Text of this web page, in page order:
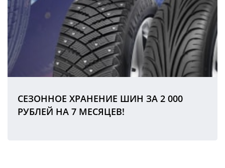
СЕЗОННОЕ ХРАНЕНИЕ ШИН ЗА 2 000
РУБЛЕЙ НА 7 МЕСЯЦЕВ!